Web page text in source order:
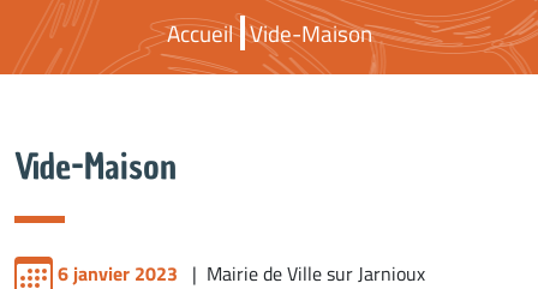
Accueil Vide-Maison
Vide-Maison
6 janvier 2023 | Mairie de Ville sur Jarnioux